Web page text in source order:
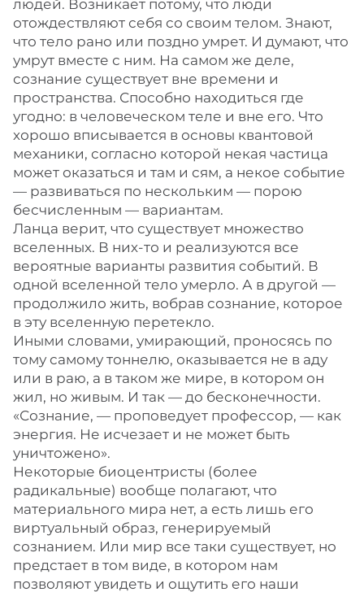
людей. Возникает потому, что люди
отождествляют себя со своим телом. Знают,
что тело рано или поздно умрет. И думают, что
умрут вместе с ним. На самом же деле,
сознание существует вне времени и
пространства. Способно находиться где
угодно: в человеческом теле и вне его. Что
хорошо вписывается в основы квантовой
механики, согласно которой некая частица
может оказаться и там и сям, а некое событие
— развиваться по нескольким — порою
бесчисленным — вариантам.
Ланца верит, что существует множество
вселенных. В них-то и реализуются все
вероятные варианты развития событий. В
одной вселенной тело умерло. А в другой —
продолжило жить, вобрав сознание, которое
в эту вселенную перетекло.
Иными словами, умирающий, проносясь по
тому самому тоннелю, оказывается не в аду
или в раю, а в таком же мире, в котором он
жил, но живым. И так — до бесконечности.
«Сознание, — проповедует профессор, — как
энергия. Не исчезает и не может быть
уничтожено».
Некоторые биоцентристы (более
радикальные) вообще полагают, что
материального мира нет, а есть лишь его
виртуальный образ, генерируемый
сознанием. Или мир все таки существует, но
предстает в том виде, в котором нам
позволяют увидеть и ощутить его наши